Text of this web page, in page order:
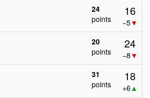
24
points
16
−5▼
20
points
24
−8 ▼
31
points
18
+6▲